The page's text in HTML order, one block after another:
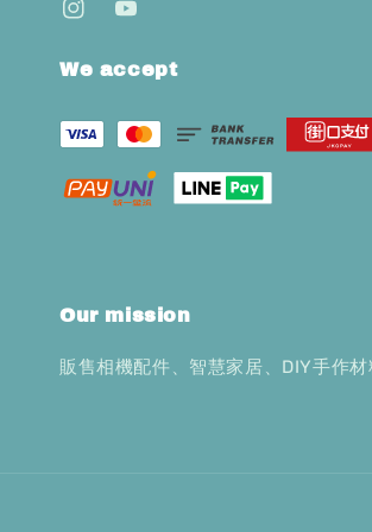
We accept
Our mission
販售相機配件、智慧家居、DIY手作